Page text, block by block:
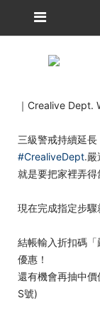
｜Crealive Dept.
三級警戒持續延長
#CrealiveDept.嚴
就是要把家裡弄得
現在完成指定步驟
結帳輸入折扣碼
優惠！
還有機會再抽中
S號)